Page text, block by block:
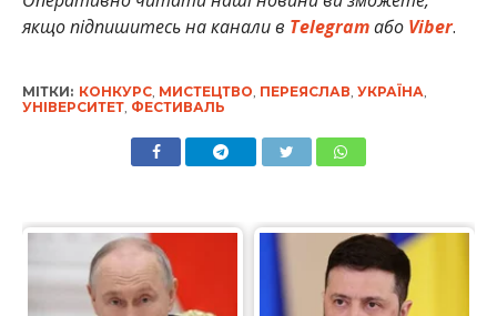
якщо підпишитесь на канали в Telegramабо Viber.
МІТКИ: КОНКУРС, МИСТЕЦТВО, ПЕРЕЯСЛАВ, УКРАЇНА,
УНІВЕРСИТЕТ, ФЕСТИВАЛЬ